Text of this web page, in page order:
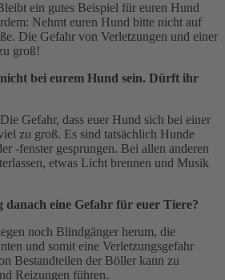
ein gutes Beispiel für euren Hund
Nehmt euren Hund bitte nicht auf
Die Gefahr von Verletzungen und einer
groß!
bei eurem Hund sein. Dürft ihr
Gefahr, dass euer Hund sich bei einer
zu groß. Es sind tatsächlich Hunde
-fenster gesprungen. Bei allen anderen
etwas Licht brennen und Musik
danach eine Gefahr für euer Tiere?
noch Blindgänger herum, die
und somit eine Verletzungsgefahr
Bestandteilen der Böller kann zu
Reizungen führen.